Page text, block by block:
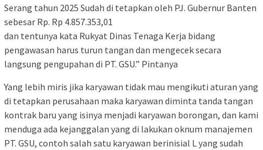
Serang tahun 2025 Sudah di tetapkan oleh PJ. Gubernur Banten
sebesar Rp. Rp 4.857.353,01
dan tentunya kata Rukyat Dinas Tenaga Kerja bidang
pengawasan harus turun tangan dan mengecek secara
langsung pengupahan di PT. GSU.” Pintanya
Yang lebih miris jika karyawan tidak mau mengikuti aturan yang
di tetapkan perusahaan maka karyawan diminta tanda tangan
kontrak baru yang isinya menjadi karyawan borongan, dan kami
menduga ada kejanggalan yang di lakukan oknum manajemen
PT. GSU, contoh salah satu karyawan berinisial L yang sudah